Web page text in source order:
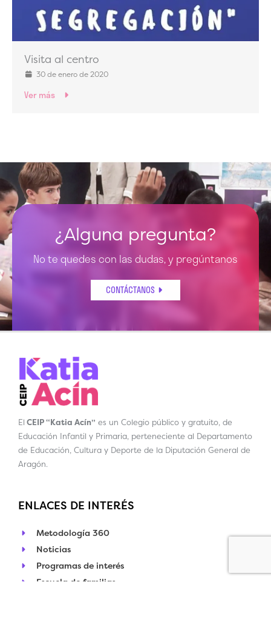
Visita al centro
30 de enero de 2020
Ver más
¿Alguna pregunta?
No te quedes con las dudas, y pregúntanos
CONTÁCTANOS
El CEIP “Katia Acín” es un Colegio público y gratuito, de
Educación Infantil y Primaria, perteneciente al Departamento
de Educación, Cultura y Deporte de la Diputación General de
Aragón.
ENLACES DE INTERÉS
Metodología 360
Noticias
Programas de interés
Escuela de familias